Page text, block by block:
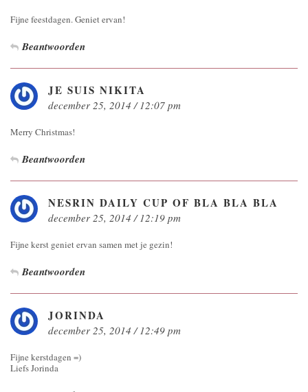
Fijne feestdagen. Geniet ervan!
Beantwoorden
JE SUIS NIKITA
december 25, 2014 / 12:07 pm
Merry Christmas!
Beantwoorden
NESRIN DAILY CUP OF BLA BLA BLA
december 25, 2014 / 12:19 pm
Fijne kerst geniet ervan samen met je gezin!
Beantwoorden
JORINDA
december 25, 2014 / 12:49 pm
Fijne kerstdagen =)
Liefs Jorinda